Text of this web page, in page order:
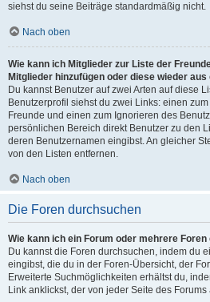
siehst du seine Beiträge standardmäßig nicht.
Nach oben
Wie kann ich Mitglieder zur Liste der
Mitglieder hinzufügen oder diese wieder
Du kannst Benutzer auf zwei Arten auf diese
Benutzerprofil siehst du zwei Links: einen
Freunde und einen zum Ignorieren des
persönlichen Bereich direkt Benutzer zu den
deren Benutzernamen eingibst. An gleicher
von den Listen entfernen.
Nach oben
Die Foren durchsuchen
Wie kann ich ein Forum oder mehrere
Du kannst die Foren durchsuchen, indem du
eingibst, die du in der Foren-Übersicht, der
Erweiterte Suchmöglichkeiten erhältst du,
Link anklickst, der von jeder Seite des